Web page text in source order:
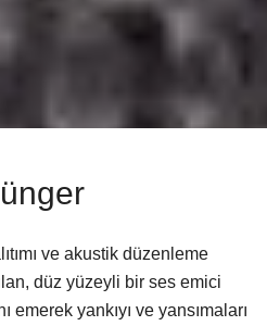
ve akustik düzenleme
düz yüzeyli bir ses emici
emerek yankıyı ve yansımaları